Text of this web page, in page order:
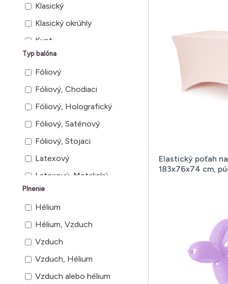
Klasický
Klasický okrúhly
Kvet
Margarétka
Okrúhly
Srdce
Tablet
Číslo
Číslo 1
Číslo 2
Číslo 5 jednorožec
Štvorec
Typ balóna
Fóliový
Fóliový, Chodiaci
Fóliový, Holografický
Fóliový, Saténový
Fóliový, Stojaci
Latexový
Latexový, Metalický
Latexový, Pastelový
Latexový, Pastelový, S
potlačou
Modelovací, Pastelový
Pastelový
Pastelový, Modelovací
Plnenie
Hélium
Hélium, Vzduch
Vzduch
Vzduch, Hélium
Vzduch alebo hélium
Elastický poťah
183x76x74 cm,